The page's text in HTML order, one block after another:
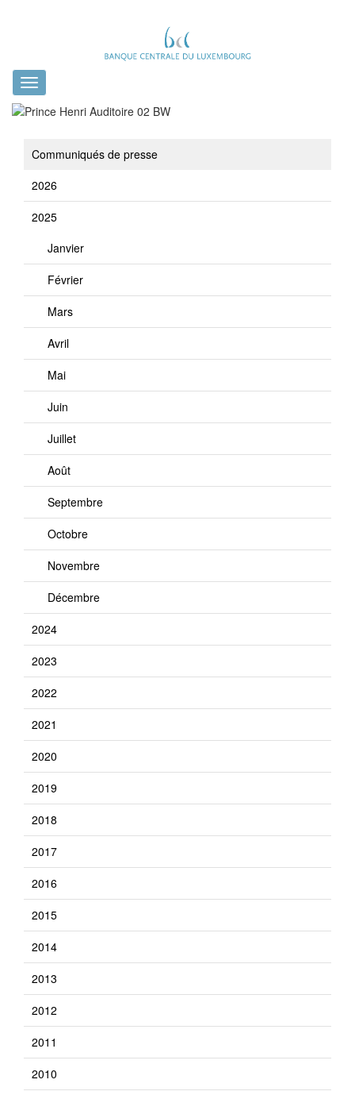
Toggle
navigation
Communiqués de presse
2026
2025
Janvier
Février
Mars
Avril
Mai
Juin
Juillet
Août
Septembre
Octobre
Novembre
Décembre
2024
2023
2022
2021
2020
2019
2018
2017
2016
2015
2014
2013
2012
2011
2010